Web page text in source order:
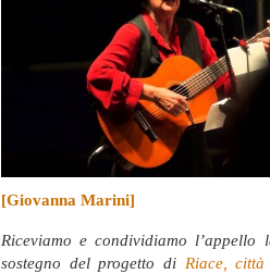
[Giovanna Marini]
Riceviamo e condividiamo
sostegno del progetto di Riace, città